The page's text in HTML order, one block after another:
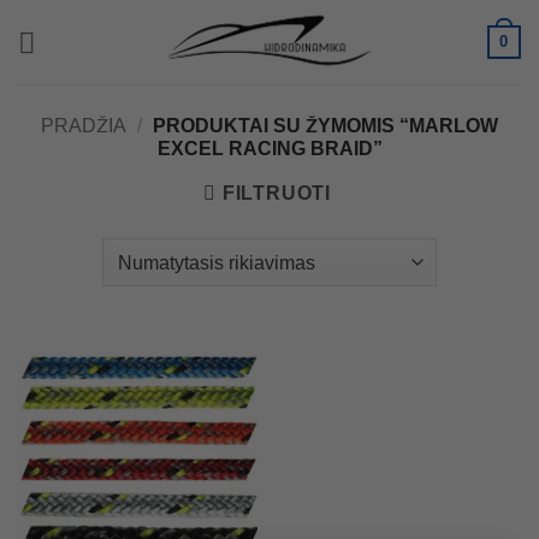
0
PRADŽIA /
PRODUKTAI SU ŽYMOMIS “MARLOW
EXCEL RACING BRAID”
FILTRUOTI